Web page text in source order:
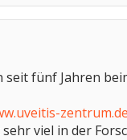
seit fünf Jahren
sehr viel in der